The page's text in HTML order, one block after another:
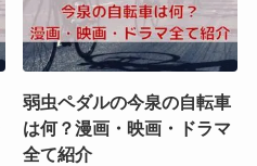
弱虫ペダルの今泉の自転車
は何？漫画・映画・ドラマ
全て紹介